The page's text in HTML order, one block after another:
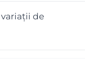
variații de